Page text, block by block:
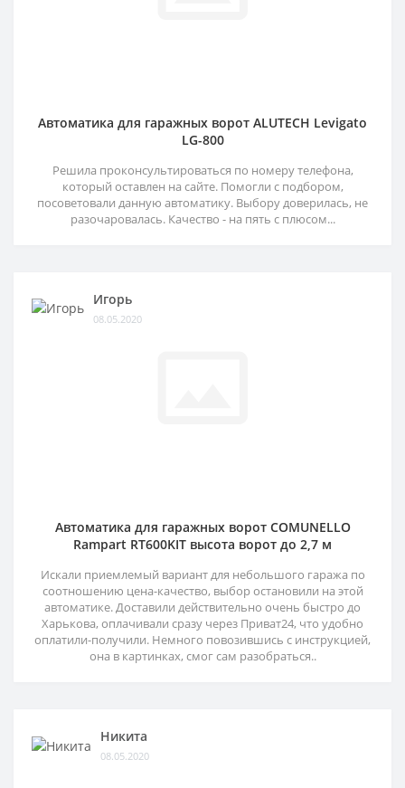
Автоматика для гаражных ворот ALUTECH Levigato
LG-800
Решила проконсультироваться по номеру телефона,
который оставлен на сайте. Помогли с подбором,
посоветовали данную автоматику. Выбору доверилась, не
разочаровалась. Качество - на пять с плюсом...
Игорь
08.05.2020
Автоматика для гаражных ворот COMUNELLO
Rampart RT600KIT высота ворот до 2,7 м
Искали приемлемый вариант для небольшого гаража по
соотношению цена-качество, выбор остановили на этой
автоматике. Доставили действительно очень быстро до
Харькова, оплачивали сразу через Приват24, что удобно
оплатили-получили. Немного повозившись с инструкцией,
она в картинках, смог сам разобраться..
Никита
08.05.2020